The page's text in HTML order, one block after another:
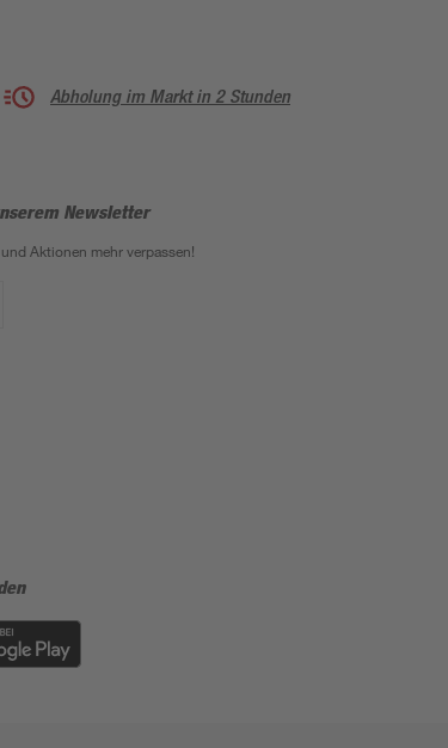
Abholung im Markt in 2 Stunden
Newsletter
Aktionen mehr verpassen!